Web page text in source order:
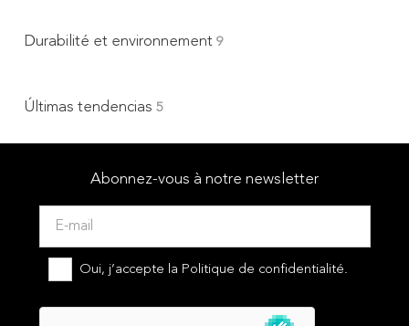
Durabilité et environnement 9
Últimas tendencias 5
Abonnez-vous à notre newsletter
Oui, j’accepte la Politique de confidentialité.